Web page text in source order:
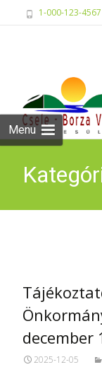
1-000-123-4567
Menu
december
2025-12-05